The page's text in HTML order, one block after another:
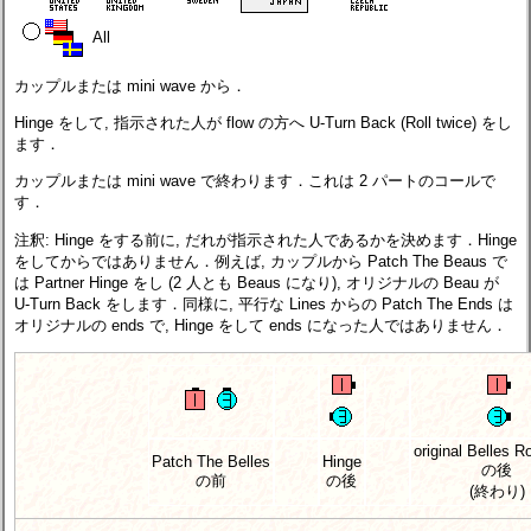
All
カップルまたは mini wave から．
Hinge をして, 指示された人が flow の方へ U-Turn Back (Roll twice) をし
ます．
カップルまたは mini wave で終わります．これは 2 パートのコールで
す．
注釈: Hinge をする前に, だれが指示された人であるかを決めます．Hinge
をしてからではありません．例えば, カップルから Patch The Beaus で
は Partner Hinge をし (2 人とも Beaus になり), オリジナルの Beau が
U-Turn Back をします．同様に, 平行な Lines からの Patch The Ends は
オリジナルの ends で, Hinge をして ends になった人ではありません．
Patch The Belles
の前
Hinge
の後
original Belles
の後
(終わり)